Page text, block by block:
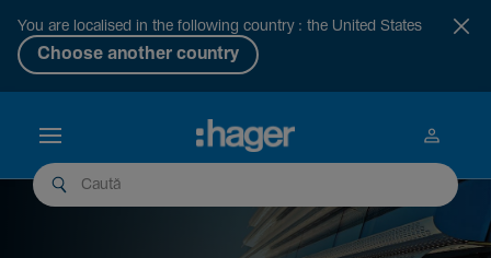
You are localised in the following country : the United States
Choose another country